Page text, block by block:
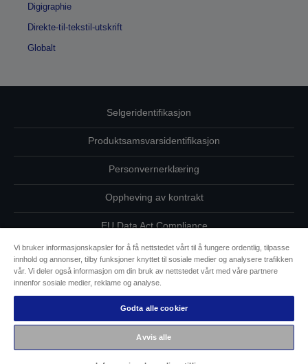
Digigraphie
Direkte-til-tekstil-utskrift
Globalt
Selgeridentifikasjon
Produktsamsvarsidentifikasjon
Personvernerklæring
Oppheving av kontrakt
EU Data Act Compliance
Ta kontakt med oss vedrørende personopplysningene dine
Informasjon om informasjonskapsler
Epsons forpliktelse til tilgjengelighet
Copyright (c) 2026 Seiko Epson
Vi bruker informasjonskapsler for å få nettstedet vårt til å fungere ordentlig, tilpasse
innhold og annonser, tilby funksjoner knyttet til sosiale medier og analysere trafikken
vår. Vi deler også informasjon om din bruk av nettstedet vårt med våre partnere
innenfor sosiale medier, reklame og analyse.
Godta alle cookier
Avvis alle